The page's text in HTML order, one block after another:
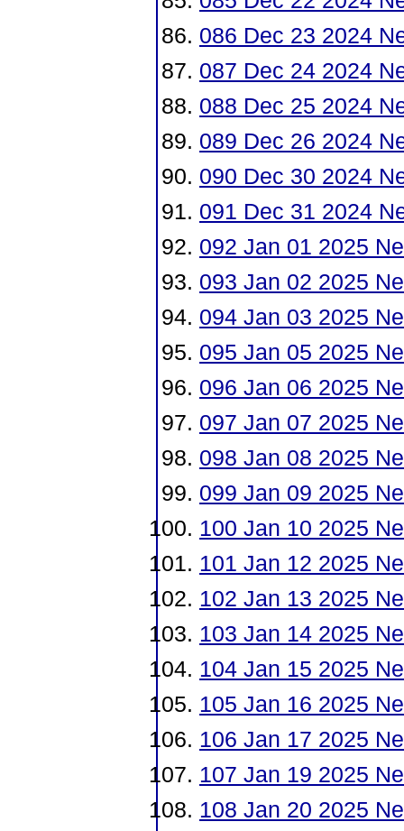
086 Dec 23 2024
087 Dec 24 2024
088 Dec 25 2024
089 Dec 26 2024
090 Dec 30 2024
091 Dec 31 2024
092 Jan 01 2025
093 Jan 02 2025
094 Jan 03 2025
095 Jan 05 2025
096 Jan 06 2025
097 Jan 07 2025
098 Jan 08 2025
099 Jan 09 2025
100 Jan 10 2025
101 Jan 12 2025
102 Jan 13 2025
103 Jan 14 2025
104 Jan 15 2025
105 Jan 16 2025
106 Jan 17 2025
107 Jan 19 2025
108 Jan 20 2025